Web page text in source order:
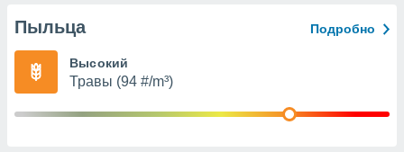
из
Пыльца Подробно
Высокий
Травы (94 #/m³)